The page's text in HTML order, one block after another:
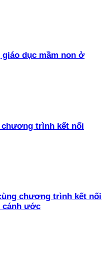
dục mầm non ở
trình kết nối
chương trình kết nối
cánh ước